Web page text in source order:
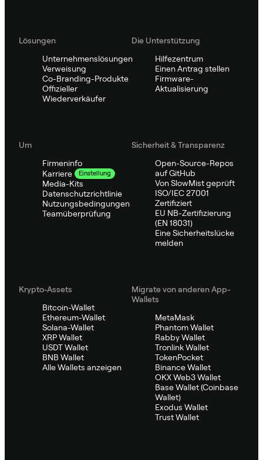
Lösungen
Unternehmenslösungen
Verweisung
Co-Branding-Produkte
Offizieller
Wiederverkäufer
Die Unterstützung
Hilfezentrum
Einen Antrag stellen
Firmware-
Aktualisierung
Um
Firmeninfo
Karriere
Einstellung
Media-Kits
Datenschutzrichtlinie
Nutzungsbedingungen
Teamüberprüfung
Sicherheit & Transparenz
Open-Source-Repos
auf GitHub
Von SlowMist geprüft
ISO/IEC 27001
Zertifiziert
EU NB-Zertifizierung
(EN 18031)
Eine Sicherheitslücke
melden
Krypto-Assets
Bitcoin-Wallet
Ethereum-Wallet
Solana-Wallet
XRP Wallet
USDT Wallet
BNB Wallet
Alle Wallets anzeigen
Migrate von anderen App-
Wallets
MetaMask
Phantom Wallet
Rabby Wallet
Tronlink Wallet
TokenPocket
Binance Wallet
OKX Web3 Wallet
Base Wallet (Coinbase
Wallet)
Exodus Wallet
Trust Wallet